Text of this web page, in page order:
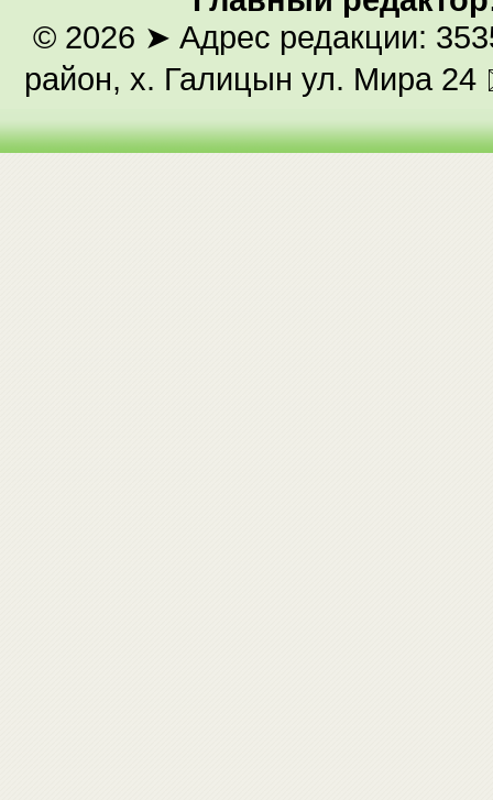
© 2026 ➤ Адрес редакции:
район, х. Галицын ул. Мира